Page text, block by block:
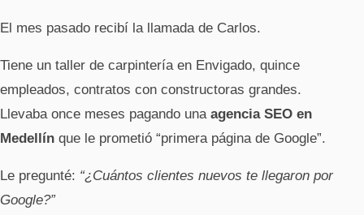
El mes pasado recibí la llamada de Carlos.
Tiene un taller de carpintería en Envigado, quince
empleados, contratos con constructoras grandes.
Llevaba once meses pagando una agencia SEO en
Medellín que le prometió “primera página de Google”.
Le pregunté: “¿Cuántos clientes nuevos te llegaron por
Google?”